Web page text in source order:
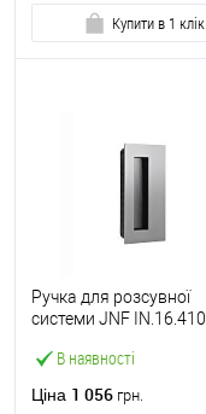
Купити в 1 клік
В наявності
Ручка для розсувної
системи JNF IN.16.410
Ціна 1 056 грн.